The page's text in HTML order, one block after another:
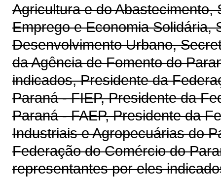
Agricultura e do
Emprego e Economia Solidária,
Desenvolvimento Urbano,
da Agência de Fomento do
indicados, Presidente da
Paraná - FIEP, Presidente da
Paraná - FAEP, Presidente da
Industriais e Agropecuárias do
Federação do Comércio do
representantes por eles